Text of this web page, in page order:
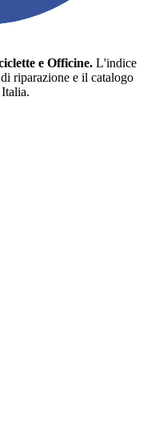
e Officine. L'indice
riparazione e il catalogo